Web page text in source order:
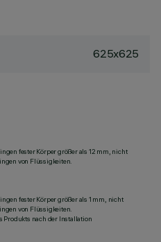
625x625
fester Körper größer als 12 mm, nicht
von Flüssigkeiten.
fester Körper größer als 1 mm, nicht
von Flüssigkeiten.
Produkts nach der Installation